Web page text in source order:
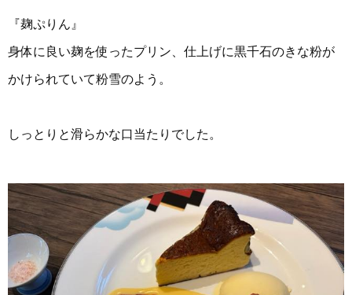
『麹ぷりん』
身体に良い麹を使ったプリン、仕上げに黒千石のきな粉が
かけられていて粉雪のよう。
しっとりと滑らかな口当たりでした。